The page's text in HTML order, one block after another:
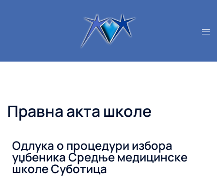
Правна акта школе
Одлука о процедури избора
уџбеника Средње медицинске
школе Суботица